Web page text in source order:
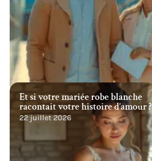
Et si votre mariée robe blanche
racontait votre histoire d’amour ?
22 juillet 2026